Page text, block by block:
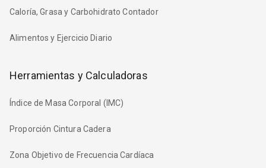
Caloría, Grasa y Carbohidrato Contador
Alimentos y Ejercicio Diario
Herramientas y Calculadoras
Índice de Masa Corporal (IMC)
Proporción Cintura Cadera
Zona Objetivo de Frecuencia Cardíaca